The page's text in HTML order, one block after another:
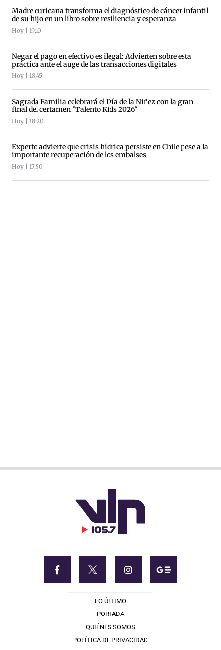
Madre curicana transforma el diagnóstico de cáncer infantil
de su hijo en un libro sobre resiliencia y esperanza
Hoy | 19:10
Negar el pago en efectivo es ilegal: Advierten sobre esta
práctica ante el auge de las transacciones digitales
Hoy | 18:45
Sagrada Familia celebrará el Día de la Niñez con la gran
final del certamen "Talento Kids 2026"
Hoy | 18:20
Experto advierte que crisis hídrica persiste en Chile pese a la
importante recuperación de los embalses
Hoy | 17:50
LO ÚLTIMO
PORTADA
QUIÉNES SOMOS
POLÍTICA DE PRIVACIDAD